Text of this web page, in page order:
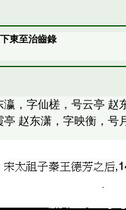
東至治齒錄
，字仙槎，号云亭
赵东潇，字映衡，号